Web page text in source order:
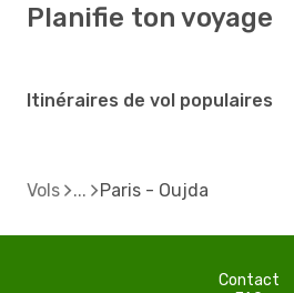
Planifie ton voyage
Itinéraires de vol populaires
Vols Paris - Oujda
Contact